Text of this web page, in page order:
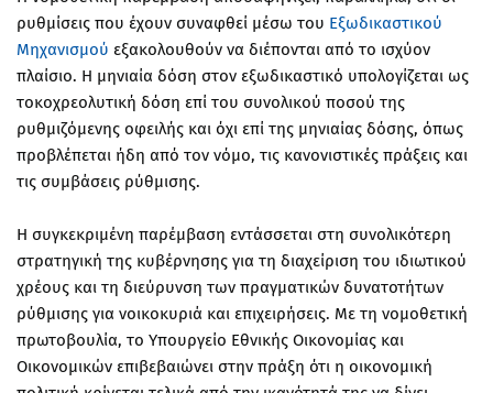
ρυθμίσεις που έχουν συναφθεί μέσω του Εξωδικαστικού
Μηχανισμού εξακολουθούν να διέπονται από το ισχύον
πλαίσιο. Η μηνιαία δόση στον εξωδικαστικό υπολογίζεται ως
τοκοχρεολυτική δόση επί του συνολικού ποσού της
ρυθμιζόμενης οφειλής και όχι επί της μηνιαίας δόσης, όπως
προβλέπεται ήδη από τον νόμο, τις κανονιστικές πράξεις και
τις συμβάσεις ρύθμισης.
Η συγκεκριμένη παρέμβαση εντάσσεται στη συνολικότερη
στρατηγική της κυβέρνησης για τη διαχείριση του ιδιωτικού
χρέους και τη διεύρυνση των πραγματικών δυνατοτήτων
ρύθμισης για νοικοκυριά και επιχειρήσεις. Με τη νομοθετική
πρωτοβουλία, το Υπουργείο Εθνικής Οικονομίας και
Οικονομικών επιβεβαιώνει στην πράξη ότι η οικονομική